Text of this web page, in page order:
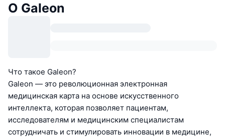
О Galeon
Что такое Galeon?
Galeon — это революционная электронная
медицинская карта на основе искусственного
интеллекта, которая позволяет пациентам,
исследователям и медицинским специалистам
сотрудничать и стимулировать инновации в медицине,